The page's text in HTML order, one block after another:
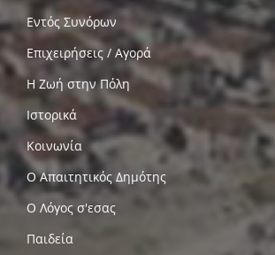
Εντός Συνόρων
Επιχειρήσεις / Αγορά
Η Ζωή στην Πόλη
Ιστορικά
Κοινωνία
Ο Απαιτητικός Δημότης
Ο Λόγος σ'εσας
Παιδεία